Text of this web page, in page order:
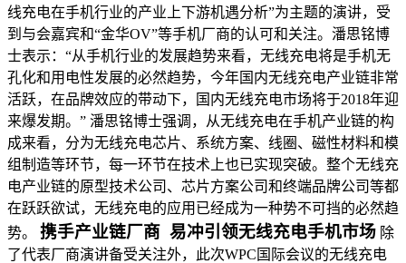
线充电在手机行业的产业上下游机遇分析”为主题的演讲，受
到与会嘉宾和“金华OV”等手机厂商的认可和关注。潘思铭博
士表示：“从手机行业的发展趋势来看，无线充电将是手机无
孔化和用电性发展的必然趋势，今年国内无线充电产业链非常
活跃，在品牌效应的带动下，国内无线充电市场将于2018年迎
来爆发期。” 潘思铭博士强调，从无线充电在手机产业链的构
成来看，分为无线充电芯片、系统方案、线圈、磁性材料和模
组制造等环节，每一环节在技术上也已实现突破。整个无线充
电产业链的原型技术公司、芯片方案公司和终端品牌公司等都
在跃跃欲试，无线充电的应用已经成为一种势不可挡的必然趋
势。 携手产业链厂商 易冲引领无线充电手机市场 除
了代表厂商演讲备受关注外，此次WPC国际会议的无线充电